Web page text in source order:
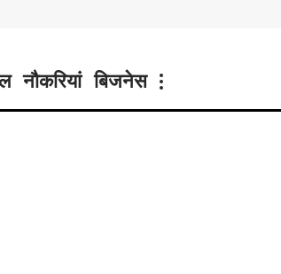
नौकरियां बिजनेस